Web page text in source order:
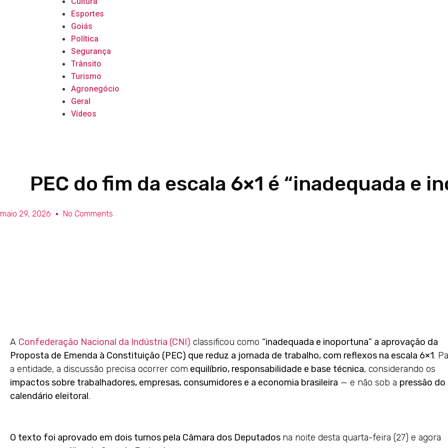
Esportes
Goiás
Política
Segurança
Trânsito
Turismo
Agronegócio
Geral
Vídeos
PEC do fim da escala 6×1 é “inadequada e
maio 29, 2026 No Comments
A Confederação Nacional da Indústria (CNI) classificou como “inadequada e inoportuna” a aprovação da
Proposta de Emenda à Constituição (PEC) que reduz a jornada de trabalho, com reflexos na escala 6×1.
a entidade, a discussão precisa ocorrer com equilíbrio, responsabilidade e base técnica, considerando os
impactos sobre trabalhadores, empresas, consumidores e a economia brasileira — e não sob a pressão do
calendário eleitoral.
O texto foi aprovado em dois turnos pela Câmara dos Deputados na noite desta quarta-feira (27) e agora